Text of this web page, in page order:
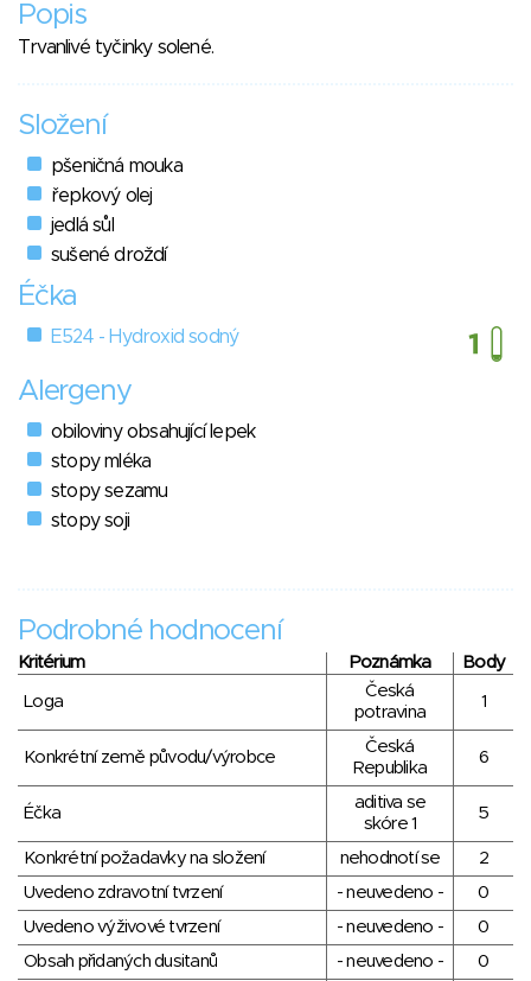
Popis
Trvanlivé tyčinky solené.
Složení
pšeničná mouka
řepkový olej
jedlá sůl
sušené droždí
Éčka
E524 - Hydroxid sodný
Alergeny
obiloviny obsahující lepek
stopy mléka
stopy sezamu
stopy soji
Podrobné hodnocení
Kritérium Poznámka Body
Loga
Česká
potravina
1
Konkrétní země původu/výrobce
Česká
Republika
6
Éčka
aditiva se
skóre 1
5
Konkrétní požadavky na složení nehodnotí se
2
Uvedeno zdravotní tvrzení
- neuvedeno -
0
Uvedeno výživové tvrzení
- neuvedeno -
0
Obsah přidaných dusitanů
- neuvedeno -
0